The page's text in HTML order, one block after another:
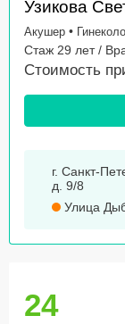
Узикова
Акушер •
Стаж 29 лет /
Стоимость
г. Санкт-
д. 9/8
Улица
24